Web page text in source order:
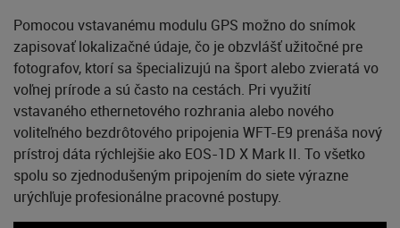
Pomocou vstavanému modulu GPS možno do snímok
zapisovať lokalizačné údaje, čo je obzvlášť užitočné pre
fotografov, ktorí sa špecializujú na šport alebo zvieratá vo
voľnej prírode a sú často na cestách. Pri využití
vstavaného ethernetového rozhrania alebo nového
voliteľného bezdrôtového pripojenia WFT-E9 prenáša nový
prístroj dáta rýchlejšie ako EOS-1D X Mark II. To všetko
spolu so zjednodušeným pripojením do siete výrazne
urýchľuje profesionálne pracovné postupy.